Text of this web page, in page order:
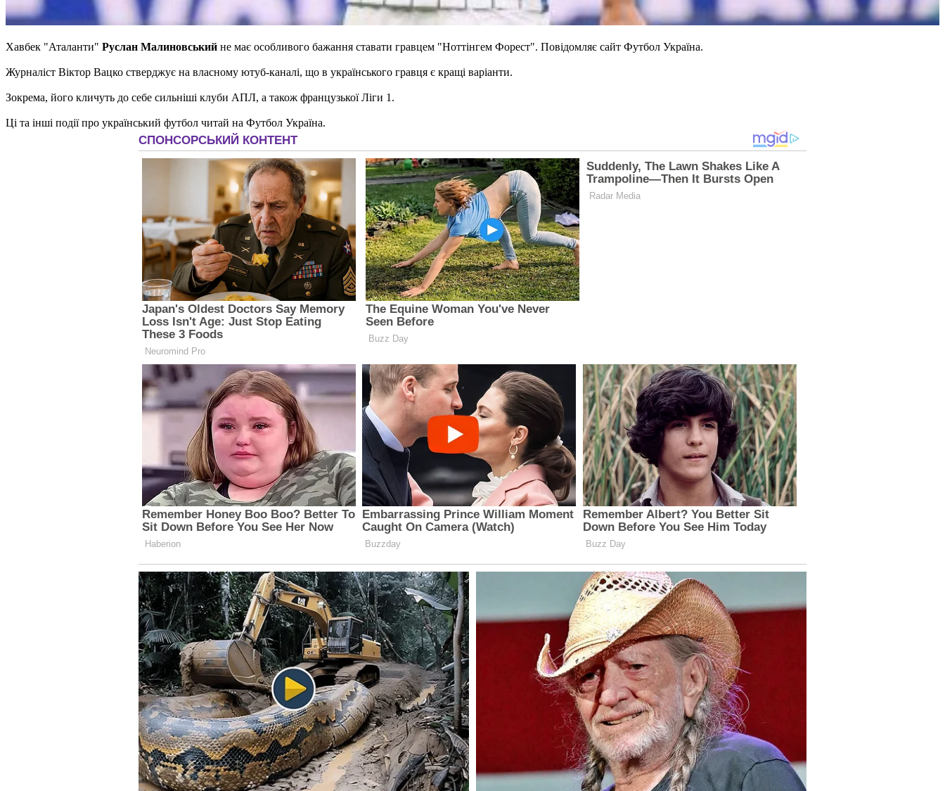
Хавбек "Аталанти" Руслан Малиновський не має особливого бажання ставати гравцем "Ноттінгем Форест". Повідомляє сайт Футбол Україна.
Журналіст Віктор Вацко стверджує на власному ютуб-каналі, що в українського гравця є кращі варіанти.
Зокрема, його кличуть до себе сильніші клуби АПЛ, а також французької Ліги 1.
Ці та інші події про український футбол читай на Футбол Україна.